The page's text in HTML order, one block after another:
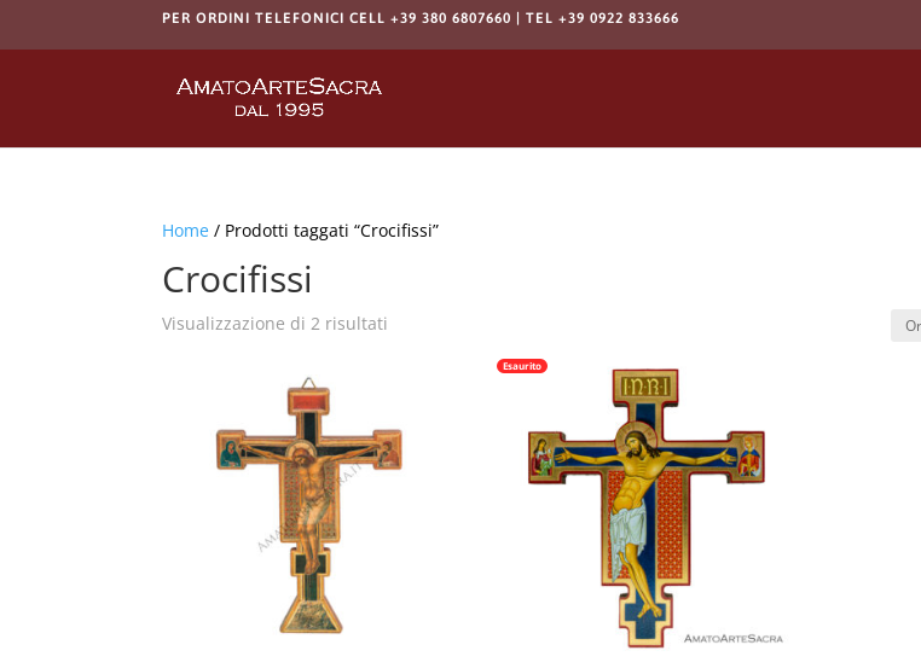
PER ORDINI TELEFONICI CELL +39 380 6807660 | TEL +39 0922 833666
Home / Prodotti taggati “Crocifissi”
Crocifissi
Visualizzazione di 2 risultati
Esaurito